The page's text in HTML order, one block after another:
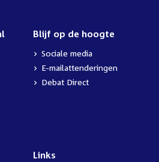
Blijf op de hoogte
Sociale media
E-mailattenderingen
Debat Direct
Links